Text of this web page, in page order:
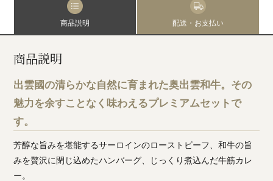
商品説明 配送・お支払い
商品説明
出雲國の清らかな自然に育まれた奥出雲和牛。その
魅力を余すことなく味わえるプレミアムセットで
す。
芳醇な旨みを堪能するサーロインのローストビーフ、和牛の旨
みを贅沢に閉じ込めたハンバーグ、じっくり煮込んだ牛筋カレ
ー。